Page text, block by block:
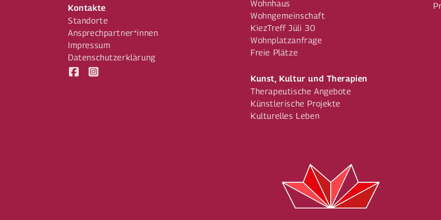
Kontakte
Standorte
Ansprechpartner*innen
Impressum
Datenschutzerklärung
Wohnhaus
Wohngemeinschaft
KiezTreff Jüli 30
Wohnplatzanfrage
Freie Plätze
Kunst, Kultur und Therapien
Therapeutische Angebote
Künstlerische Projekte
Kulturelles Leben